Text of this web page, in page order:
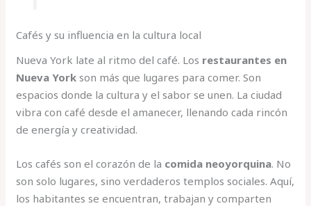
Cafés y su influencia en la cultura local
Nueva York late al ritmo del café. Los restaurantes en
Nueva York son más que lugares para comer. Son
espacios donde la cultura y el sabor se unen. La ciudad
vibra con café desde el amanecer, llenando cada rincón
de energía y creatividad.
Los cafés son el corazón de la comida neoyorquina. No
son solo lugares, sino verdaderos templos sociales. Aquí,
los habitantes se encuentran, trabajan y comparten